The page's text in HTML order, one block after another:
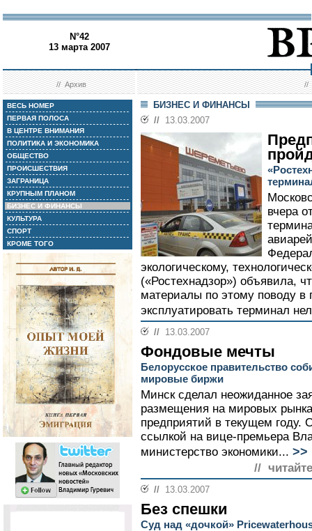
N°42
13 марта 2007
//Архив //
ВЕСЬ НОМЕР
ПЕРВАЯ ПОЛОСА
В ЦЕНТРЕ ВНИМАНИЯ
ПОЛИТИКА И ЭКОНОМИКА
ОБЩЕСТВО
ПРОИСШЕСТВИЯ
ЗАГРАНИЦА
КРУПНЫМ ПЛАНОМ
БИЗНЕС И ФИНАНСЫ
КУЛЬТУРА
СПОРТ
КРОМЕ ТОГО
БИЗНЕС И ФИНАНСЫ
// 13.03.2007
вчера
экологическому,
(«Ростехнадзор») объявила,
материалы по этому поводу в
эксплуатировать терминал
// 13.03.2007
Фондовые мечты
Белорусское правительство
мировые биржи
Минск сделал неожиданное
размещения на мировых
предприятий в текущем
ссылкой на вице-премьера
министерство экономики... >>
//
// 13.03.2007
Без спешки
Суд над «дочкой»